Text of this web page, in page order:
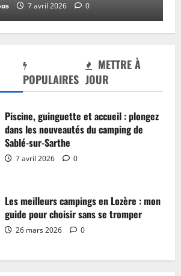
POPULAIRES
METTRE À
JOUR
Piscine, guinguette et accueil : plongez
dans les nouveautés du camping de
Sablé-sur-Sarthe
7 avril 2026 0
Les meilleurs campings en Lozère : mon
guide pour choisir sans se tromper
26 mars 2026 0
7 avril 2026 0